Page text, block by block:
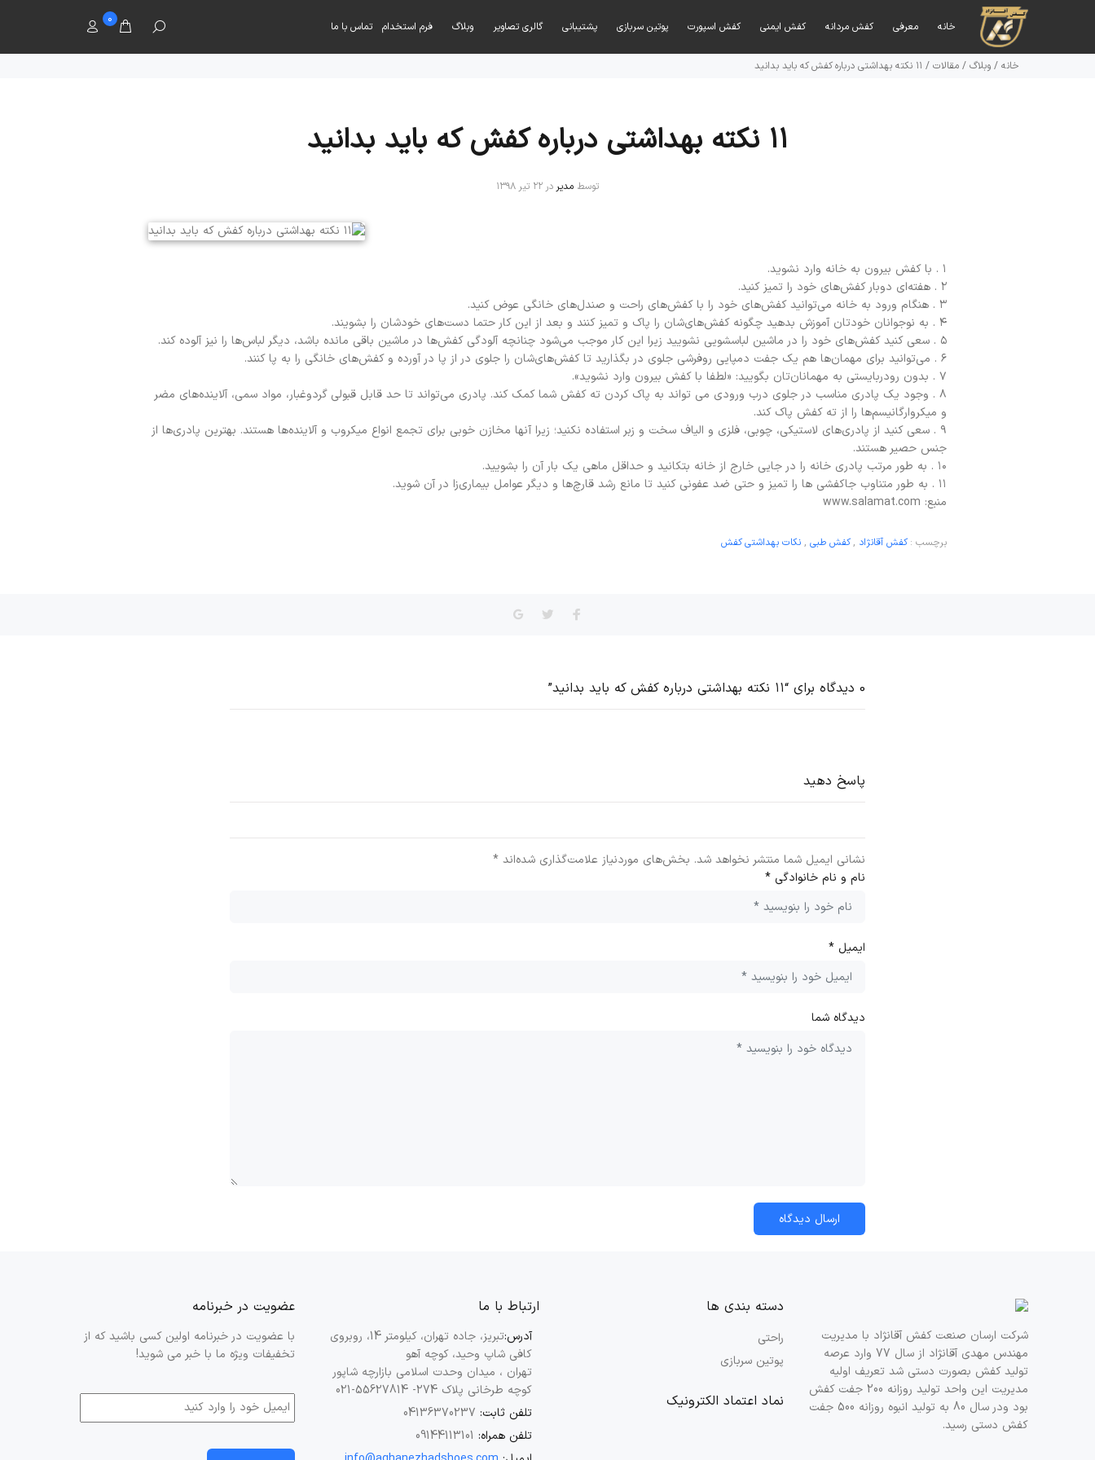
خانه معرفی کفش مردانه کفش ایمنی کفش اسپورت پوتین سربازی پشتیبانی گالری تصاویر وبلاگ فرم استخدام تماس با ما 0
خانه / وبلاگ / مقالات / ۱۱ نکته بهداشتی درباره کفش‌ که باید بدانید
۱۱ نکته بهداشتی درباره کفش‌ که باید بدانید
توسط مدیر در ۲۲ تیر ۱۳۹۸
۱ . با کفش‌ بیرون به خانه وارد نشوید.
۲ . هفته‌ای دوبار کفش‌های خود را تمیز کنید.
۳ . هنگام ورود به خانه می‌توانید کفش‌های خود را با کفش‌های راحت و صندل‌های خانگی عوض کنید.
۴ . به نوجوانان خودتان آموزش بدهید چگونه کفش‌های‌شان را پاک و تمیز کنند و بعد از این کار حتما دست‌های خودشان را بشویند.
۵ . سعی کنید کفش‌های خود را در ماشین لباسشویی نشویید زیرا این کار موجب می‌شود چنانچه آلودگی کفش‌ها در ماشین باقی مانده باشد، دیگر لباس‌ها را نیز آلوده کند.
۶ . می‌توانید برای مهمان‌ها هم یک جفت دمپایی روفرشی جلوی در بگذارید تا کفش‌های‌شان را جلوی در از پا در آورده و کفش‌های خانگی را به پا کنند.
۷ . بدون رودربایستی به مهمانان‌تان بگویید: «لطفا با کفش بیرون وارد نشوید».
۸ . وجود یک پادری مناسب در جلوی درب ورودی می تواند به پاک کردن ته کفش شما کمک کند. پادری می‌تواند تا حد قابل قبولی گردوغبار، مواد سمی، آلاینده‌های مضر
و میکروارگانیسم‌ها را از ته کفش پاک کند.
۹ . سعی کنید از پادری‌های لاستیکی، چوبی، فلزی و الیاف سخت و زبر استفاده نکنید؛ زیرا آنها مخازن خوبی برای تجمع انواع میکروب‌ و آلاینده‌ها هستند. بهترین پادری‌ها از
جنس حصیر هستند.
۱۰ . به طور مرتب پادری خانه را در جایی خارج از خانه بتکانید و حداقل ماهی یک بار آن را بشویید.
۱۱ . به طور متناوب جاکفشی ها را تمیز و حتی ضد عفونی کنید تا مانع رشد قارچ‌ها و دیگر عوامل بیماری‌زا در آن شوید.
منبع: www.salamat.com
برچسب : کفش آقانژاد ,کفش طبی , نکات بهداشتی کفش
0 دیدگاه برای “۱۱ نکته بهداشتی درباره کفش‌ که باید بدانید”
پاسخ دهید
نشانی ایمیل شما منتشر نخواهد شد. بخش‌های موردنیاز علامت‌گذاری شده‌اند *
نام و نام خانوادگی *
ایمیل *
دیدگاه شما
ارسال دیدگاه
شرکت ارسان صنعت کفش آقانژاد با مدیریت
مهندس مهدی آقانژاد از سال 77 وارد عرصه
تولید کفش بصورت دستی شد تعریف اولیه
مدیریت این واحد تولید روزانه 200 جفت کفش
بود ودر سال 80 به تولید انبوه روزانه 500 جفت
کفش دستی رسید.
دسته بندی ها
راحتی
پوتین سربازی
نماد اعتماد الکترونیک
ارتباط با ما
آدرس:
تبریز، جاده تهران، کیلومتر 14، روبروی
کافی شاپ وحید، کوچه آهو
تهران ، میدان وحدت اسلامی بازارچه شاپور
کوچه طرخانی پلاک 274- 55627814-021
تلفن ثابت:
تلفن همراه:
عضویت در خبرنامه
با عضویت در خبرنامه اولین کسی باشید که از
تخفیفات ویژه ما با خبر می شوید!
ایمیل